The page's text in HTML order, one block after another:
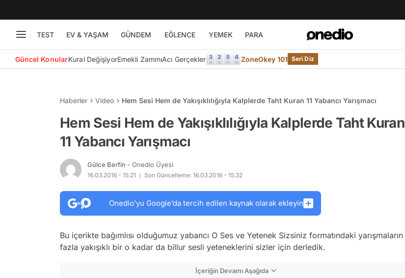
TEST EV & YAŞAM GÜNDEM EĞLENCE YEMEK PARA
Güncel KonularKural DeğişiyorEmekli ZammıAcı Gerçekler ZoneOkey 101 Seri Diz
Haberler Video Hem Sesi Hem de Yakışıklılığıyla Kalplerde Taht Kuran 11 Yabancı Yarışmacı
Hem Sesi Hem de Yakışıklılığıyla Kalplerde Taht Kuran
11 Yabancı Yarışmacı
Gülce Berfin - Onedio Üyesi
16.03.2016 - 15:21 Son Güncelleme: 16.03.2016 - 15:32
Onedio’yu Google’da tercih edilen kaynak olarak ekleyin
Bu içerikte bağımlısı olduğumuz yabancı O Ses ve Yetenek Sizsiniz formatındaki yarışmaların
fazla yakışıklı bir o kadar da billur sesli yeteneklerini sizler için derledik.
İçeriğin Devamı Aşağıda